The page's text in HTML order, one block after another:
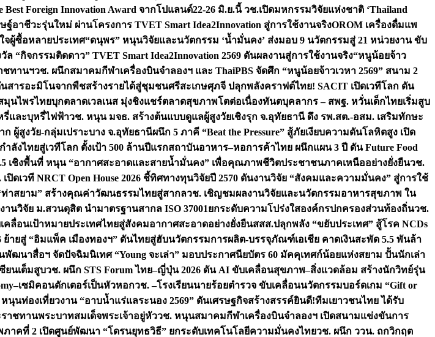
Foreign Innovation Award จากโปแลนด์22-26 มิ.ย.นี้ วช.เปิดมหกรรมวิจัยแห่งชาติ ‘Thailand
อาชีวะรุ่นใหม่ ผ่านโครงการ TVET Smart Idea2Innovation สู่การใช้งานจริงOROM เครื่องดื่มแพ
จผู้ซื้อหลายประเทศ“ดนุพร” หนุนวิจัยและนวัตกรรม ‘น้ำมั่นคง’ ส่งมอบ 9 นวัตกรรมสู่ 21 หน่วยงาน ขับ
“กิจกรรมติดดาว” TVET Smart Idea2Innovation 2569 ดันผลงานสู่การใช้งานจริง“หนูน้อยจ้าว
ชทานฯวช. ผนึกสมาคมกีฬาเครื่องบินจำลองฯ และ ThaiPBS จัดศึก “หนูน้อยจ้าวเวหา 2569” สนาม 2
ารอะมิโนจากพืชสร้างรายได้สู่ชุมชนศรีสะเกษศุภจี ปลุกพลังคราฟต์ไทย! SACIT เปิดเวทีโลก ดัน
สมุนไพรไทยบุกตลาดเวลเนส มุ่งชิงแชร์ตลาดสุขภาพโตต่อเนื่องทันตบุคลากร – สพฐ. หวั่นเด็กไทยเริ่มสูบ
รี่และบุหรี่ไฟฟ้าวช. หนุน มจธ. สร้างต้นแบบดูแลผู้สูงวัยเชิงรุก จ.อุทัยธานี ดึง รพ.สต.-อสม. เสริมทักษะ
ผู้สูงวัย-กลุ่มเปราะบาง จ.อุทัยธานีผนึก 5 ภาคี “Beat the Pressure” สู้ภัยเงียบความดันโลหิตสูง เปิด
ลังไทยสู่เวทีโลก ตั้งเป้า 500 ล้านปีแรกสถาบันอาหาร–หอการค้าไทย ผนึกแผน 3 ปี ดัน Future Food
เชิงพื้นที่ หนุน “อากาศสะอาดและสายน้ำมั่นคง” เพื่อคุณภาพชีวิตประชาชนภาคเหนืออย่างยั่งยืนวช.
เปิดเวที NRCT Open House 2026 ชี้ทิศทางทุนวิจัยปี 2570 ดันงานวิจัย “สังคมและความมั่นคง” สู่การใช้
ท่าสยาม” สร้างคุณค่าวัฒนธรรมไทยสู่สากลวช. เชิญชมผลงานวิจัยและนวัตกรรมอาหารสุขภาพ ใน
านวิจัย ม.สวนดุสิต นำมาตรฐานสากล ISO 37001ยกระดับความโปร่งใสองค์กรปกครองส่วนท้องถิ่นวช.
ลื่อนเป้าหมายประเทศไทยสู่สังคมอากาศสะอาดอย่างยั่งยืนสสส.ปลุกพลัง “ขยับประเทศ” สู้โรค NCDs
ย้ายสู่ “อิมแพ็ค เมืองทองฯ” ดันไทยสู่ฮับนวัตกรรมการผลิต-บรรจุภัณฑ์เอเชีย คาดเงินสะพัด 5.5 พันล้า
พัฒนาสื่อฯ จัดปัจฉิมนิเทศ “Young จะเล่า” มอบประกาศนียบัตร 60 มัคคุเทศก์น้อยแห่งสยาม ปั้นนักเล่า
ยนเต็มสูบวช. ผนึก STS Forum ไทย–ญี่ปุ่น 2026 ดัน AI ขับเคลื่อนสุขภาพ–สิ่งแวดล้อม สร้างนักวิทย์รุ่น
เซมิคอนดักเตอร์เป็นหัวหอกวช. –โรงเรียนนายร้อยตำรวจ ขับเคลื่อนนวัตกรรมบอร์ดเกม “Gift or
นท่องเที่ยวงาน “อาบน้ำแร่แลระนอง 2569” ดันเศรษฐกิจสร้างสรรค์ยินดี!ทีมเยาวชนไทย ได้รับ
าชทานพระบาทสมเด็จพระเจ้าอยู่หัววช. หนุนสมาคมกีฬาเครื่องบินจำลองฯ เปิดสนามแข่งขันการ
าคที่ 2 เปิดศูนย์พัฒนา “โดรนยุทธวิธี” ยกระดับเทคโนโลยีความมั่นคงไทยวช. ผนึก ววน. ถกวิกฤต